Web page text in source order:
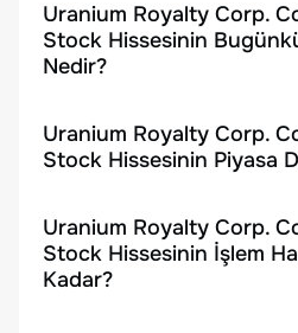
Uranium Royalty Corp.
Stock Hissesinin
Nedir?
Uranium Royalty Corp.
Stock Hissesinin Piyasa
Uranium Royalty Corp.
Stock Hissesinin İşlem
Kadar?